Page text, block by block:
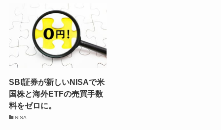
SBI証券が新しいNISAで米
国株と海外ETFの売買手数
料をゼロに。
NISA